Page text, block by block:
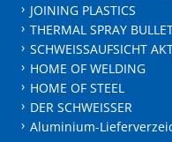
JOINING PLASTICS
THERMAL SPRAY
SCHWEISSAUFSICHT
HOME OF WELDING
HOME OF STEEL
DER SCHWEISSER
Aluminium-